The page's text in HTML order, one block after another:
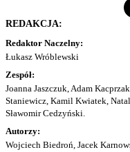
REDAKCJA:
Redaktor Naczelny:
Łukasz Wróblewski
Zespół:
Joanna Jaszczuk, Adam
Staniewicz, Kamil Kwiatek,
Sławomir Cedzyński.
Autorzy:
Wojciech Biedroń, Jacek